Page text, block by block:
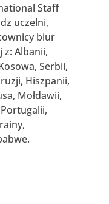
Staff
uczelni,
biur
z: Albanii,
Serbii,
Hiszpanii,
Mołdawii,